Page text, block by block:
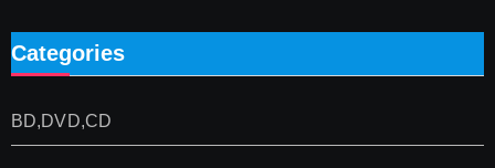
Categories
BD,DVD,CD